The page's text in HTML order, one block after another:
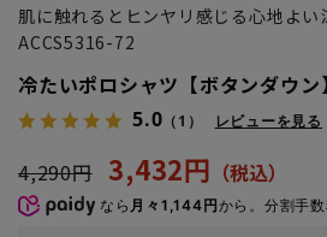
肌に触れるとヒンヤリ感じる心地よい
ACCS5316-72
冷たいポロシャツ【ボタンダウン
5.0 （1） レビューを見る
4,290円 3,432円
なら 月々1,144円から。分割手